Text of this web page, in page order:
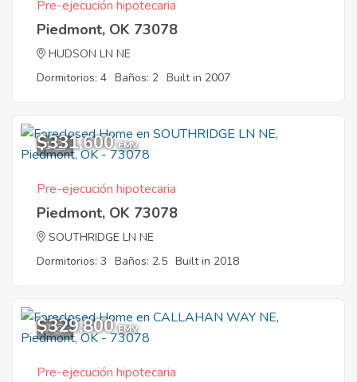
Pre-ejecución hipotecaria
Piedmont, OK 73078
HUDSON LN NE
Dormitorios: 4 Baños: 2 Built in 2007
1
$331,600 EMV
Pre-ejecución hipotecaria
Piedmont, OK 73078
SOUTHRIDGE LN NE
Dormitorios: 3 Baños: 2.5 Built in 2018
7
$329,800 EMV
Pre-ejecución hipotecaria